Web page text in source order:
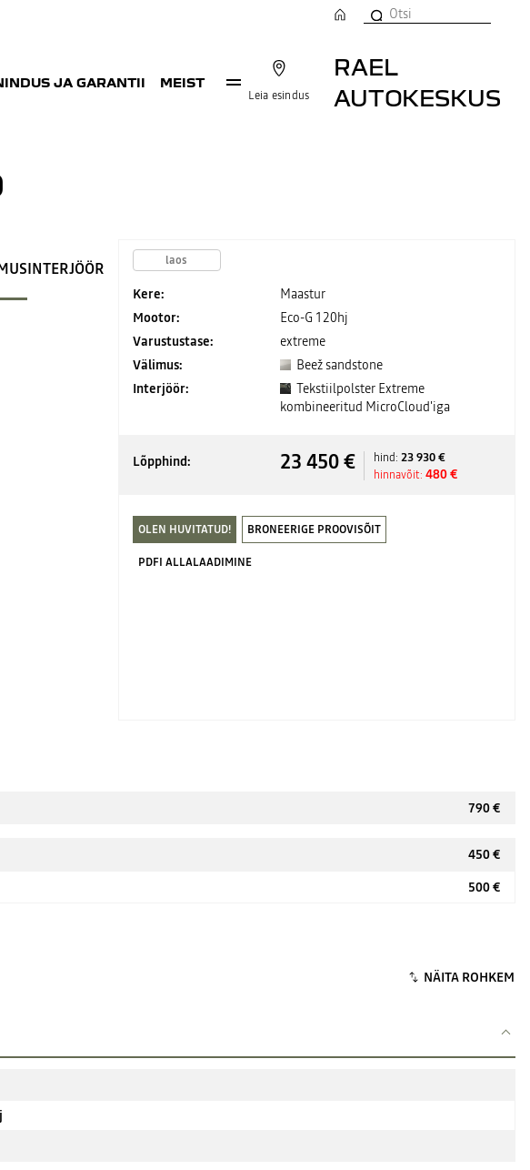
Leia esindus
RAEL
AUTOKESKUS
JA GARANTII MEIST
INTERJÖÖR laos
Kere:
Maastur
Mootor:
Eco-G 120hj
Varustustase:
extreme
Välimus:
Beež sandstone
Interjöör:
Tekstiilpolster Extreme
kombineeritud MicroCloud'iga
Lõpphind: 23 450 € hind: 23 930 €
hinnavõit: 480 €
OLEN HUVITATUD! BRONEERIGE PROOVISÕIT
PDFI ALLALAADIMINE
790 €
450 €
500 €